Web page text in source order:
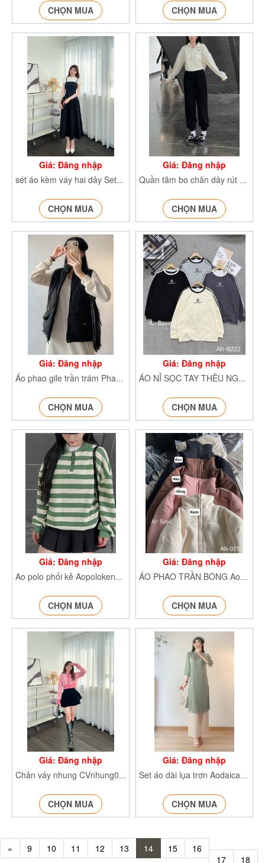
CHỌN MUA CHỌN MUA
Giá: Đăng nhập
sét áo kèm váy hai dây Setaokemvay2day563_
CHỌN MUA
Giá: Đăng nhập
Quần tăm bo chân dây rút Quannitamtron806_
CHỌN MUA
Giá: Đăng nhập
Áo phao gile trần trám Phaogiletrantram980_
CHỌN MUA
Giá: Đăng nhập
ÁO NỈ SỌC TAY THÊU NGỰC Aonisoctay8222
CHỌN MUA
Giá: Đăng nhập
Ao polo phối kẻ Aopolokengang2841_
CHỌN MUA
Giá: Đăng nhập
ÁO PHAO TRẦN BÔNG Aophaonhung075
CHỌN MUA
Giá: Đăng nhập
Chân váy nhung CVnhung034
CHỌN MUA
Giá: Đăng nhập
Set áo dài lụa trơn Aodaicahtantron302
CHỌN MUA
« 9 10 11 12 13 14 15
16
17
18